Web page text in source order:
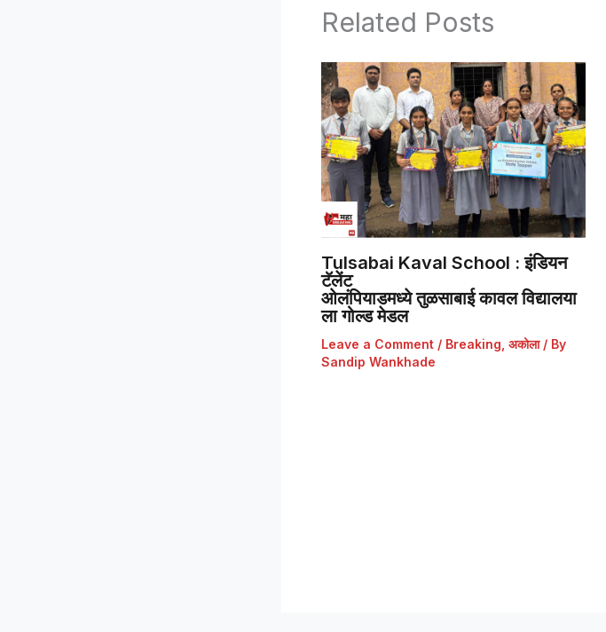
Related Posts
Tulsabai Kaval School : इंडियन
टॅलेंट
ओलंपियाडमध्ये तुळसाबाई कावल विद्यालया
ला गोल्ड मेडल
Leave a Comment / Breaking अकोला/ By
Sandip Wankhade